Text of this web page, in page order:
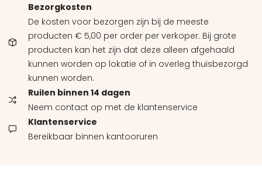
Bezorgkosten
De kosten voor bezorgen zijn bij de meeste
producten € 5,00 per order per verkoper. Bij grote
producten kan het zijn dat deze alleen afgehaald
kunnen worden op lokatie of in overleg thuisbezorgd
kunnen worden.
Ruilen binnen 14 dagen
Neem contact op met de klantenservice
Klantenservice
Bereikbaar binnen kantooruren